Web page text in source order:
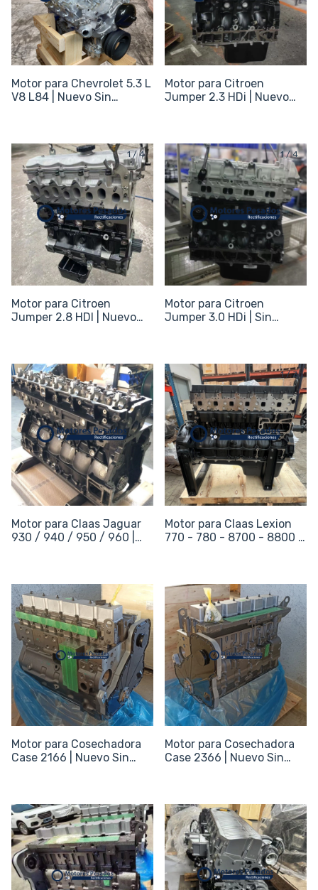
Motor para Chevrolet 5.3 L
V8 L84 | Nuevo Sin
Motor para Citroen
Jumper 2.3 HDi | Nuevo
1/4
Motor para Citroen
Jumper 2.8 HDI | Nuevo
1/4
Motor para Citroen
Jumper 3.0 HDi | Sin
1/2
Motor para Claas Jaguar
930 / 940 / 950 / 960 |
1/3
Motor para Claas Lexion
770 - 780 - 8700 - 8800 |
Motor para Cosechadora
Case 2166 | Nuevo Sin
Motor para Cosechadora
Case 2366 | Nuevo Sin